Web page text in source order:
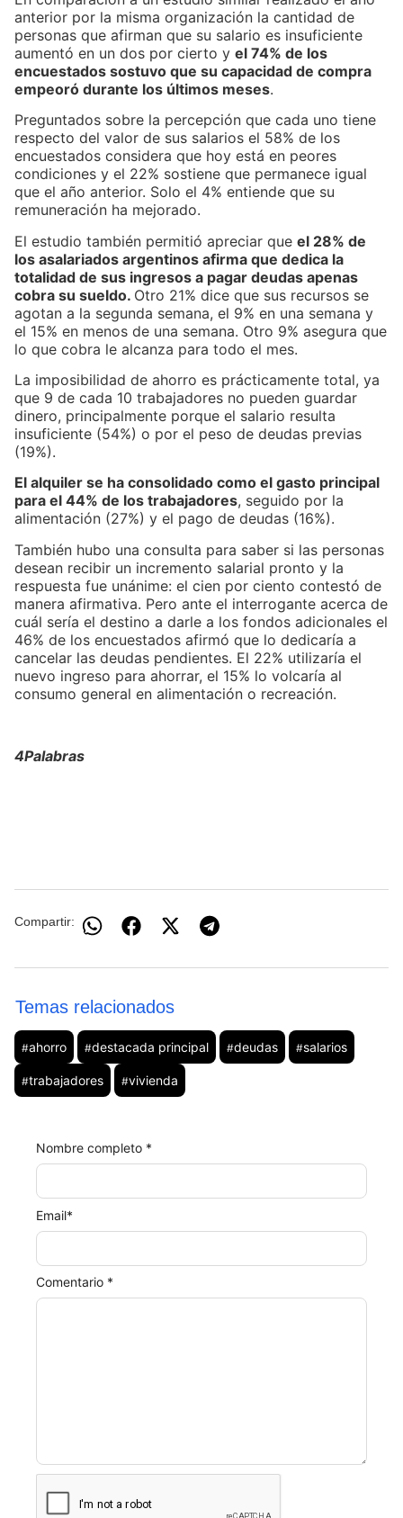
anterior por la misma organización la cantidad de
personas que afirman que su salario es insuficiente
aumentó en un dos por cierto y el 74% de los
encuestados sostuvo que su capacidad de compra
empeoró durante los últimos meses.
Preguntados sobre la percepción que cada uno tiene
respecto del valor de sus salarios el 58% de los
encuestados considera que hoy está en peores
condiciones y el 22% sostiene que permanece igual
que el año anterior. Solo el 4% entiende que su
remuneración ha mejorado.
El estudio también permitió apreciar que el 28% de
los asalariados argentinos afirma que dedica la
totalidad de sus ingresos a pagar deudas apenas
cobra su sueldo. Otro 21% dice que sus recursos se
agotan a la segunda semana, el 9% en una semana y
el 15% en menos de una semana. Otro 9% asegura que
lo que cobra le alcanza para todo el mes.
La imposibilidad de ahorro es prácticamente total, ya
que 9 de cada 10 trabajadores no pueden guardar
dinero, principalmente porque el salario resulta
insuficiente (54%) o por el peso de deudas previas
(19%).
El alquiler se ha consolidado como el gasto principal
para el 44% de los trabajadores, seguido por la
alimentación (27%) y el pago de deudas (16%).
También hubo una consulta para saber si las personas
desean recibir un incremento salarial pronto y la
respuesta fue unánime: el cien por ciento contestó de
manera afirmativa. Pero ante el interrogante acerca de
cuál sería el destino a darle a los fondos adicionales el
46% de los encuestados afirmó que lo dedicaría a
cancelar las deudas pendientes. El 22% utilizaría el
nuevo ingreso para ahorrar, el 15% lo volcaría al
consumo general en alimentación o recreación.
4Palabras
Compartir:
Temas relacionados
#ahorro #destacada principal #deudas #salarios
#trabajadores #vivienda
Comentario *
Nombre completo *
Email*